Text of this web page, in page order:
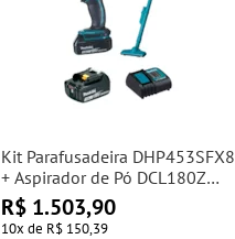
Kit Parafusadeira DHP453SFX8
+ Aspirador de Pó DCL180Z
18V Makita
R$ 1.503,90
10x de R$ 150,39